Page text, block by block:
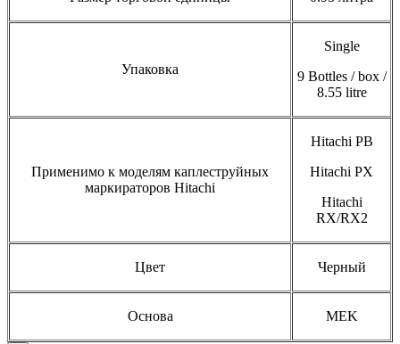
Упаковка
Single
9 Bottles / box /
8.55 litre
Применимо к моделям каплеструйных
маркираторов Hitachi
Hitachi PB
Hitachi PX
Hitachi
RX/RX2
Цвет Черный
Основа MEK